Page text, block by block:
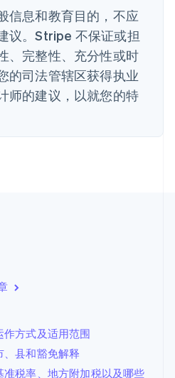
信息和教育目的，不应
议。Stripe 不保证或担
、完整性、充分性或时
的司法管辖区获得执业
师的建议，以就您的特
方式及适用范围
县和豁免解释
税率、地方附加税以及哪些